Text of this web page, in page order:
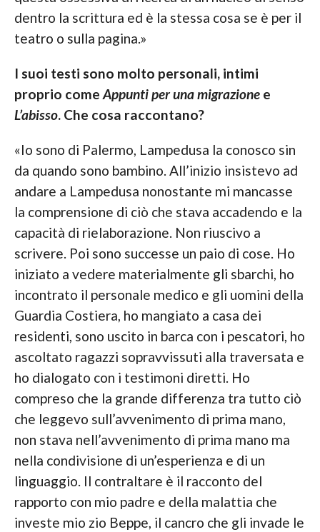
dentro la scrittura ed è la stessa cosa se è per il
teatro o sulla pagina.»
I suoi testi sono molto personali, intimi
proprio come Appunti per una migrazionee
L’abisso. Che cosa raccontano?
«Io sono di Palermo, Lampedusa la conosco sin
da quando sono bambino. All’inizio insistevo ad
andare a Lampedusa nonostante mi mancasse
la comprensione di ciò che stava accadendo e la
capacità di rielaborazione. Non riuscivo a
scrivere. Poi sono successe un paio di cose. Ho
iniziato a vedere materialmente gli sbarchi, ho
incontrato il personale medico e gli uomini della
Guardia Costiera, ho mangiato a casa dei
residenti, sono uscito in barca con i pescatori, ho
ascoltato ragazzi sopravvissuti alla traversata e
ho dialogato con i testimoni diretti. Ho
compreso che la grande differenza tra tutto ciò
che leggevo sull’avvenimento di prima mano,
non stava nell’avvenimento di prima mano ma
nella condivisione di un’esperienza e di un
linguaggio. Il contraltare è il racconto del
rapporto con mio padre e della malattia che
investe mio zio Beppe, il cancro che gli invade le